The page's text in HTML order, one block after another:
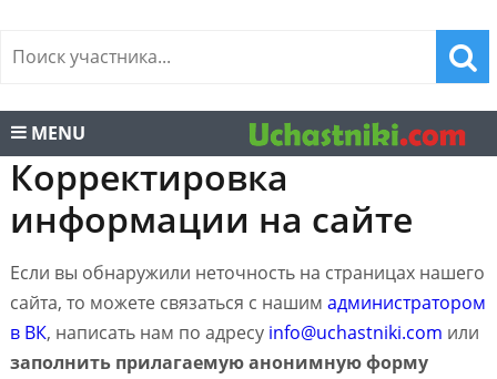
MENU
Корректировка
информации на сайте
Если вы обнаружили неточность на страницах нашего
сайта, то можете связаться с нашим администратором
в ВК, написать нам по адресу info@uchastniki.com или
заполнить прилагаемую анонимную форму